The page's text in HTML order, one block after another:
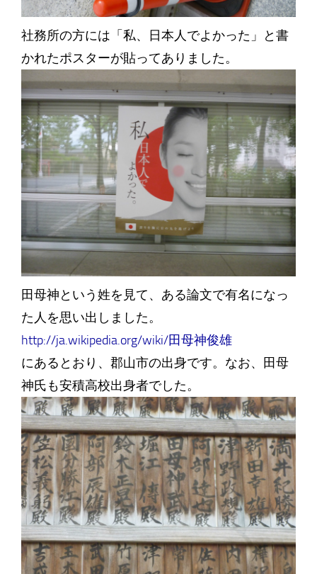
社務所の方には「私、日本人でよかった」と書
かれたポスターが貼ってありました。
田母神という姓を見て、ある論文で有名になっ
た人を思い出しました。
http://ja.wikipedia.org/wiki/田母神俊雄
にあるとおり、郡山市の出身です。なお、田母
神氏も安積高校出身者でした。